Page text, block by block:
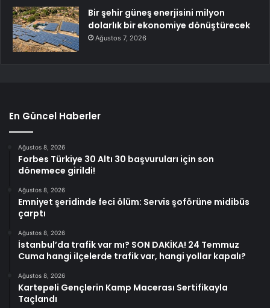
Bir şehir güneş enerjisini milyon
dolarlık bir ekonomiye dönüştürecek
Ağustos 7, 2026
En Güncel Haberler
Ağustos 8, 2026
Forbes Türkiye 30 Altı 30 başvuruları için son
dönemece girildi!
Ağustos 8, 2026
Emniyet şeridinde feci ölüm: Servis şoförüne midibüs
çarptı
Ağustos 8, 2026
İstanbul’da trafik var mı? SON DAKİKA! 24 Temmuz
Cuma hangi ilçelerde trafik var, hangi yollar kapalı?
Ağustos 8, 2026
Kartepeli Gençlerin Kamp Macerası Sertifikayla
Taçlandı